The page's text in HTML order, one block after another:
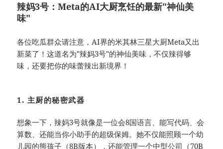
辣妈3号：Meta的AI大厨烹饪的最新"神仙美
味"
各位吃瓜群众请注意，AI界的米其林三星大厨Meta又出
新菜了！这道名为"辣妈3号"的神仙美味，不仅辣得够
味，还要把你的味蕾辣出新境界！
1. 主厨的秘密武器
想象一下，辣妈3号就像是一位会8国语言、能写代码、会
算数、还能当你小助手的超级保姆。她不仅能照顾一个幼
儿园的熊孩子（8B版本），还能管理一个中型公司（70B